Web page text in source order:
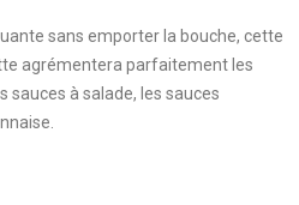
sans emporter la bouche, cette
agrémentera parfaitement les
sauces à salade, les sauces